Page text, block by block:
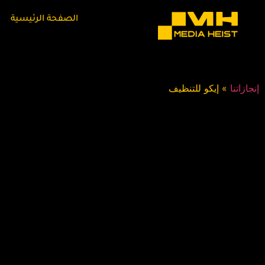
الصفحة الرئيسية
إنجازاتنا » إيكو للتنظيف